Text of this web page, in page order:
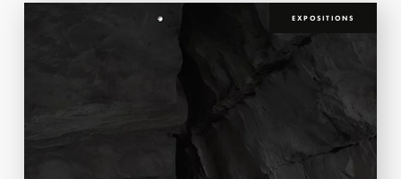
EXPOSITIONS